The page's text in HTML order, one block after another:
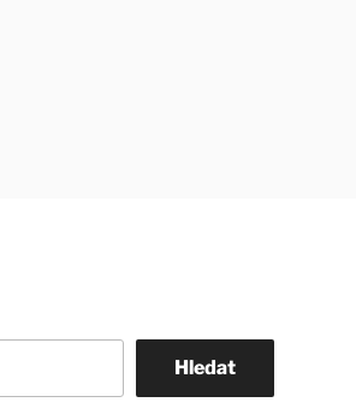
Hledat